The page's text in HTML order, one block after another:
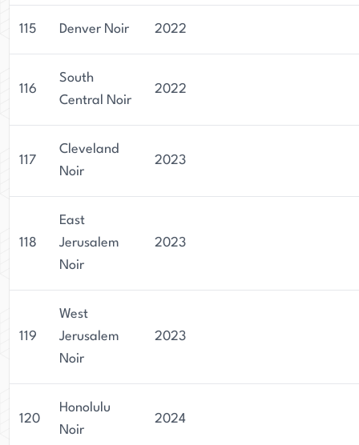
115 Denver Noir 2022
116
South
Central Noir
2022
117
Cleveland
Noir
2023
118
East
Jerusalem
Noir
2023
119
West
Jerusalem
Noir
2023
120
Honolulu
Noir
2024